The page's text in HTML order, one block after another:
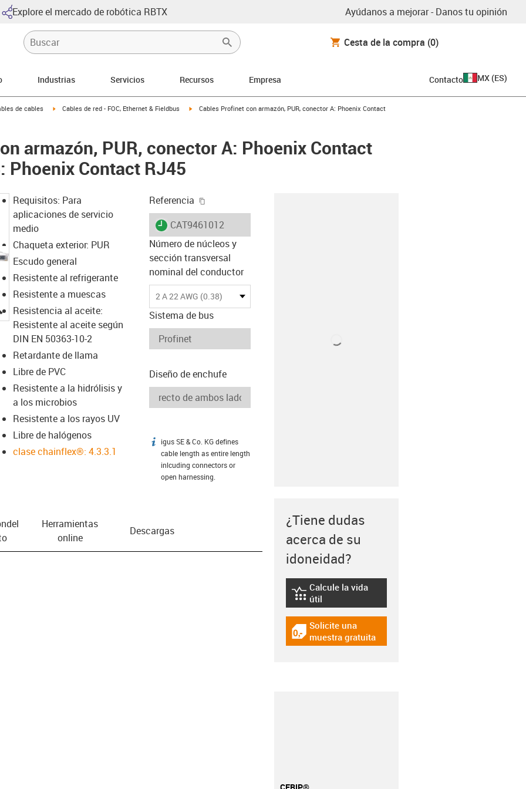
Explore el mercado de robótica RBTX Ayúdanos a mejorar - Danos tu opinión
Cesta de la compra (0)
Industrias Servicios Recursos Empresa Contacto MX (ES)
right
de cables igus-icon-arrow-right
Cables de red - FOC, Ethernet & Fieldbus igus-icon-arrow-right
Cables Profinet con armazón, PUR, conector A: Phoenix Contact
armazón, PUR, conector A: Phoenix Contact
Phoenix Contact RJ45
igus-icon-lupe
Requisitos: Para
aplicaciones de servicio
medio
Chaqueta exterior: PUR
Escudo general
Resistente al refrigerante
Resistente a muescas
Resistencia al aceite:
Resistente al aceite según
DIN EN 50363-10-2
Retardante de llama
Libre de PVC
Resistente a la hidrólisis y
a los microbios
Resistente a los rayos UV
Libre de halógenos
clase chainflex®: 4.3.3.1
Referencia
igus-icon-lieferzeit
CAT9461012
Número de núcleos y
sección transversal
nominal del conductor
2 A 22 AWG (0.38)
Sistema de bus
Diseño de enchufe
igus-icon-info
igus SE & Co. KG defines
cable length as entire length
inlcuding connectors or
open harnessing.
Herramientas
online
Descargas
¿Tiene dudas
acerca de su
idoneidad?
igus-icon-lebensdauerrechner
Calcule la vida
útil
igus-icon-gratismuster
Solicite una
muestra gratuita
CFRIP®